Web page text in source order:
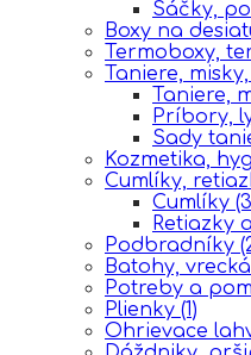
Sáčky,
Boxy na
Termoboxy,
Taniere,
Taniere,
Príbory,
Sady
Kozmetika,
Cumlíky,
Cumlíky
Retiazky
Podbradníky
Batohy, vrecká
Potreby a
Plienky (1)
Ohrievace